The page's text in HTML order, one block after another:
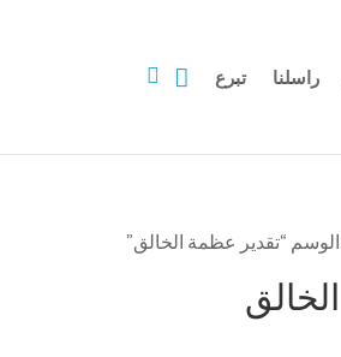
راسلنا تبرع 

“تقدير عظمة الخالق”